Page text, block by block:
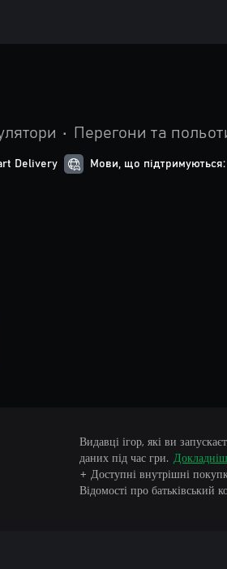
• Перегони та
Delivery Мови, що підтримуються:
Видавці ігор, які ви
даних під час гри.
+ Доступні внутрішні
Відомості про батьківський